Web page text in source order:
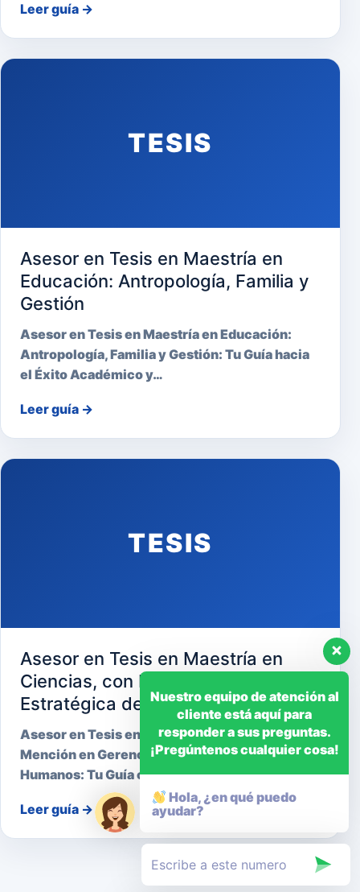
Leer guía →
TESIS
Asesor en Tesis en Maestría en
Educación: Antropología, Familia y
Gestión
Asesor en Tesis en Maestría en Educación:
Antropología, Familia y Gestión: Tu Guía hacia
el Éxito Académico y…
Leer guía →
TESIS
Asesor en Tesis en Maestría en
Ciencias, con Mención en Gerencia
Estratégica de Recursos Humanos
Asesor en Tesis en Maestría en Ciencias, con
Mención en Gerencia Estratégica de Recursos
Humanos: Tu Guía cara…
Leer guía →
Nuestro equipo de atención al
cliente está aquí para
responder a sus preguntas.
¡Pregúntenos cualquier cosa!
Hola, ¿en qué puedo
ayudar?